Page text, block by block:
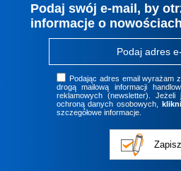
Podaj swój e-mail, by
informacje o
Podając adres email wyrażam
drogą mailową informacji
reklamowych (newsletter). Jeżeli
ochroną danych osobowych,
szczegółowe informacje.